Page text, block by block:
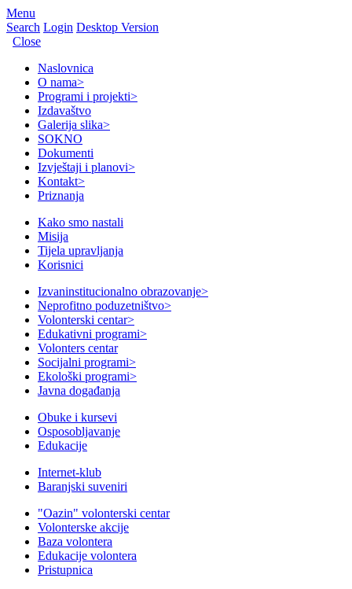
Menu
Search Login Desktop Version
Close
Naslovnica
O nama>
Programi i projekti>
Izdavaštvo
Galerija slika>
SOKNO
Dokumenti
Izvještaji i planovi>
Kontakt>
Priznanja
Kako smo nastali
Misija
Tijela upravljanja
Korisnici
Izvaninstitucionalno obrazovanje>
Neprofitno poduzetništvo>
Volonterski centar>
Edukativni programi>
Volonters centar
Socijalni programi>
Ekološki programi>
Javna događanja
Obuke i kursevi
Osposobljavanje
Edukacije
Internet-klub
Baranjski suveniri
"Oazin" volonterski centar
Volonterske akcije
Baza volontera
Edukacije volontera
Pristupnica